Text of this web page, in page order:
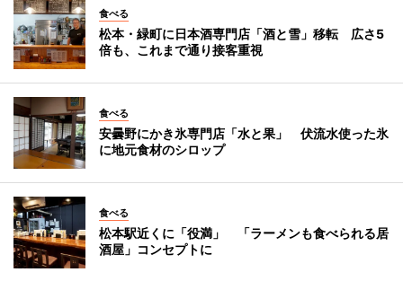
食べる
松本・緑町に日本酒専門店「酒と雪」移転 広さ5
倍も、これまで通り接客重視
食べる
安曇野にかき氷専門店「水と果」 伏流水使った氷
に地元食材のシロップ
食べる
松本駅近くに「役満」 「ラーメンも食べられる居
酒屋」コンセプトに